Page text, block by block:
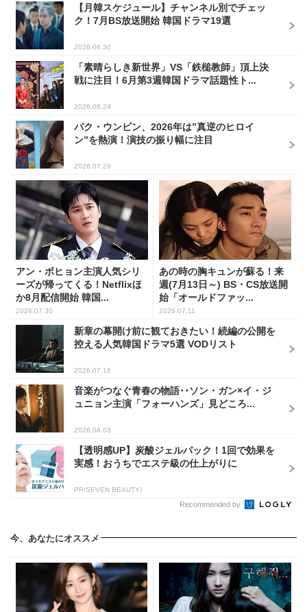
【月韓スケジュール】チャンネル別でチェッ
ク！7月BS放送開始 韓国ドラマ19選
2026.06.30
「素晴らしき新世界」VS「鉄槌教師」頂上決
戦に注目！6月第3週韓国ドラマ話題性ト...
2026.06.24
パク・ウンビン、2026年は”真逆のヒロイ
ン”を熱演！演技の振り幅に注目
2026.07.29
アン・ボヒョン主演人気シリ
ーズが帰ってくる！Netflixほ
か8月配信開始 韓国...
2026.07.30
あの時の胸キュンが蘇る！来
週(7月13日～) BS・CS放送開
始「オールドファッ...
2026.07.11
新章の幕開け前に観ておきたい！続編の公開を
控える人気韓国ドラマ5選 VODリスト
2026.07.16
音楽がつなぐ青春の物語･･ソン・ガン×イ・ジ
ュニョン主演「フォーハンズ」見どころ...
2026.08.03
【透明感UP】炭酸ジェルパック！1回で効果を
実感！おうちでエステ級の仕上がりに
PR(SEVEN BEAUTY)
Recommended by
今、あなたにオススメ